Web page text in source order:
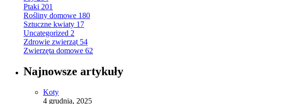
Ptaki 201
Rośliny domowe 180
Sztuczne kwiaty 17
Uncategorized 2
Zdrowie zwierząt 54
Zwierzęta domowe 62
Najnowsze artykuły
Koty
4 grudnia, 2025